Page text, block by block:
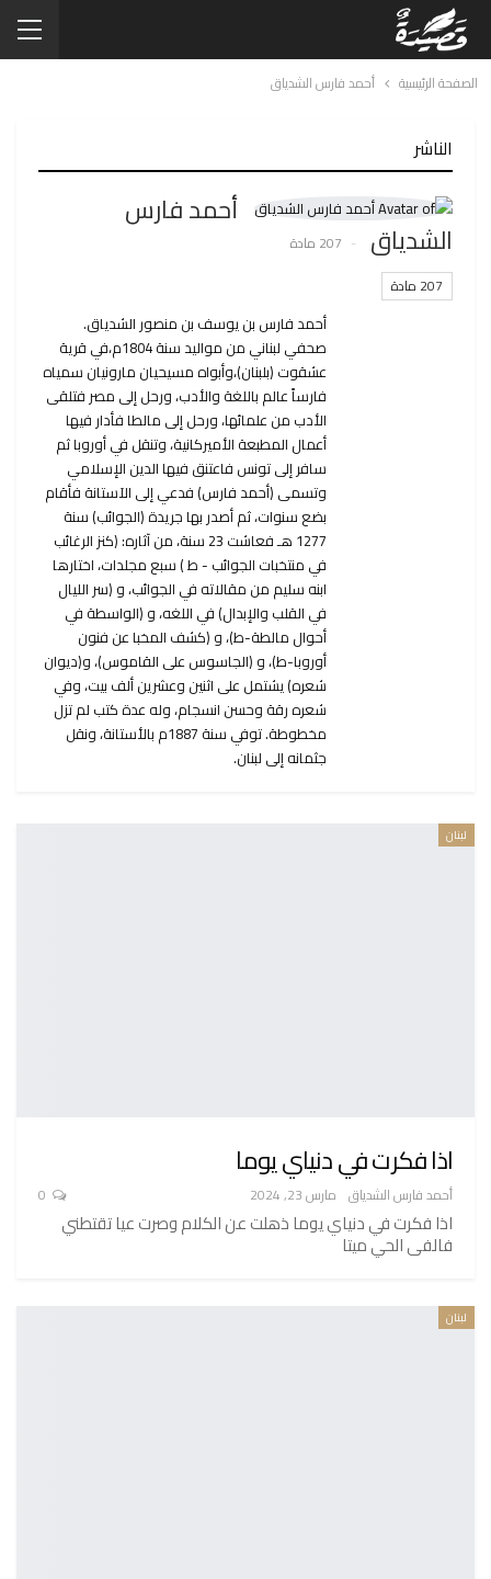
الصفحة الرئيسية أحمد فارس الشدياق
الناشر
أحمد فارس
الشدياق
207 مادة
207 مادة
أحمد فارس بن يوسف بن منصور الشدياق.
صحفي لبناني من مواليد سنة 1804م،في قرية
عشقوت (بلبنان)،وأبواه مسيحيان مارونيان سمياه
فارساً عالم باللغة والأدب، ورحل إلى مصر فتلقى
الأدب من علمائها، ورحل إلى مالطا فأدار فيها
أعمال المطبعة الأميركانية، وتنقل في أوروبا ثم
سافر إلى تونس فاعتنق فيها الدين الإسلامي
وتسمى (أحمد فارس) فدعي إلى الآستانة فأقام
بضع سنوات، ثم أصدر بها جريدة (الجوائب) سنة
1277 هـ فعاشت 23 سنة، من آثاره: (كنز الرغائب
في منتخبات الجوائب - ط ) سبع مجلدات، اختارها
ابنه سليم من مقالاته في الجوائب، و (سر الليال
في القلب والإبدال) في اللغه، و (الواسطة في
أحوال مالطة-ط)، و (كشف المخبا عن فنون
أوروبا-ط)، و (الجاسوس على القاموس)، و(ديوان
شعره) يشتمل على اثنين وعشرين ألف بيت، وفي
شعره رقة وحسن انسجام، وله عدة كتب لم تزل
مخطوطة. توفي سنة 1887م بالأستانة، ونقل
جثمانه إلى لبنان.
لبنان
اذا فكرت في دنياي يوما
أحمد فارس الشدياق مارس 23, 2024
اذا فكرت في دنياي يوما ذهلت عن الكلام وصرت عيا تقتطني
فالفى الحي ميتا
لبنان